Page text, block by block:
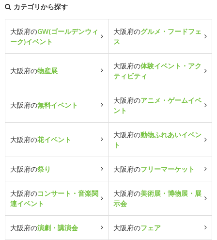
カテゴリから探す
大阪府のGW(ゴールデンウィ
ーク)イベント
大阪府のグルメ・フードフェ
ス
大阪府の物産展
大阪府の体験イベント・アク
ティビティ
大阪府の無料イベント
大阪府のアニメ・ゲームイベ
ント
大阪府の花イベント
大阪府の動物ふれあいイベン
ト
大阪府の祭り 大阪府のフリーマーケット
大阪府のコンサート・音楽関
連イベント
大阪府の美術展・博物展・展
示会
大阪府の演劇・講演会 大阪府のフェア